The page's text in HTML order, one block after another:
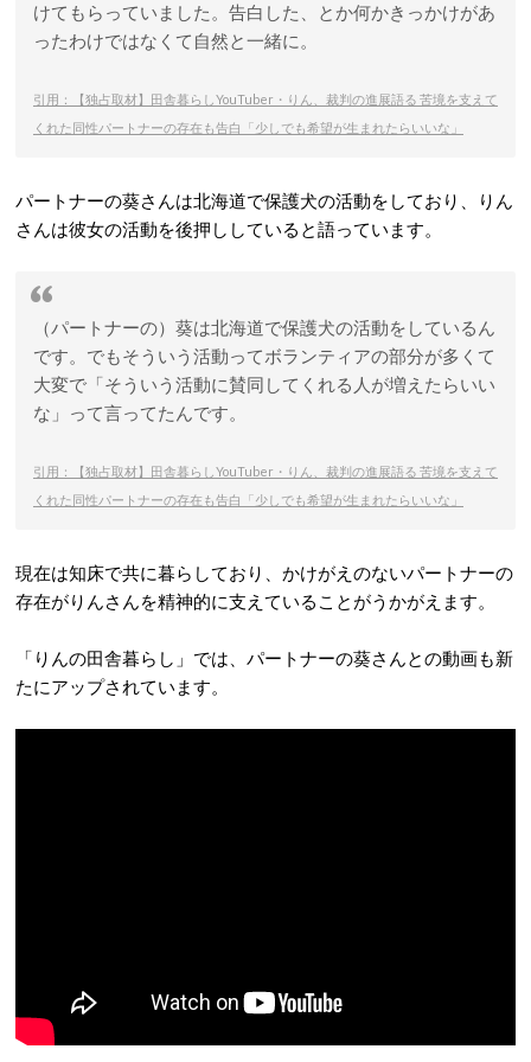
けてもらっていました。告白した、とか何かきっかけがあ
ったわけではなくて自然と一緒に。
引用：【独占取材】田舎暮らしYouTuber・りん、裁判の進展語る 苦境を支えて
くれた同性パートナーの存在も告白「少しでも希望が生まれたらいいな」
パートナーの葵さんは北海道で保護犬の活動をしており、りん
さんは彼女の活動を後押ししていると語っています。
（パートナーの）葵は北海道で保護犬の活動をしているん
です。でもそういう活動ってボランティアの部分が多くて
大変で「そういう活動に賛同してくれる人が増えたらいい
な」って言ってたんです。
引用：【独占取材】田舎暮らしYouTuber・りん、裁判の進展語る 苦境を支えて
くれた同性パートナーの存在も告白「少しでも希望が生まれたらいいな」
現在は知床で共に暮らしており、かけがえのないパートナーの
存在がりんさんを精神的に支えていることがうかがえます。
「りんの田舎暮らし」では、パートナーの葵さんとの動画も新
たにアップされています。